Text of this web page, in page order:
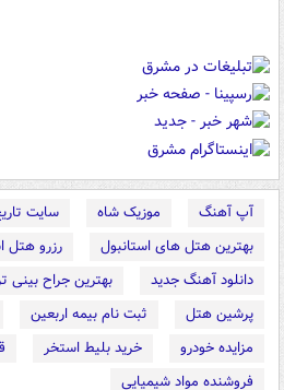
آپ آهنگ موزیک شاه
سایت
بهترین هتل های استانبول
رزرو هتل
دانلود آهنگ جدید
بهترین جراح بینی
پرشین هتل
ثبت نام بیمه اربعین
مزایده خودرو
خرید بلیط استخر
فروشنده مواد شیمیایی